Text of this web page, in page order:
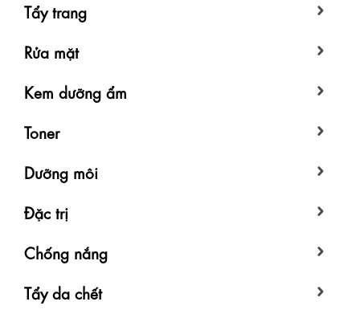
Tẩy trang
Rửa mặt
Kem dưỡng ẩm
Toner
Dưỡng môi
Đặc trị
Chống nắng
Tẩy da chết